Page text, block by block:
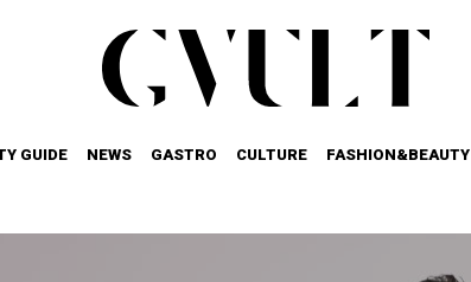
GUIDE NEWS GASTRO CULTURE FASHION&BEAUTY